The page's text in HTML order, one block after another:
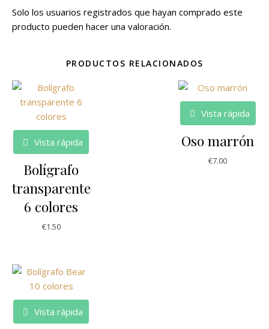
Solo los usuarios registrados que hayan comprado este
producto pueden hacer una valoración.
PRODUCTOS RELACIONADOS
Vista rápida
Bolígrafo
transparente
6 colores
€1.50
Vista rápida
Oso marrón
€7.00
Vista rápida